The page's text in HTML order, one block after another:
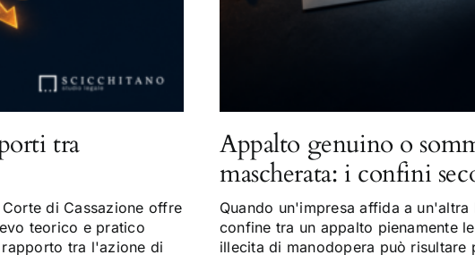
tra
di Cassazione offre
teorico e pratico
tra l'azione di
Appalto genuino o
mascherata: i confini
Quando un'impresa affida a
confine tra un appalto pienamente
illecita di manodopera può